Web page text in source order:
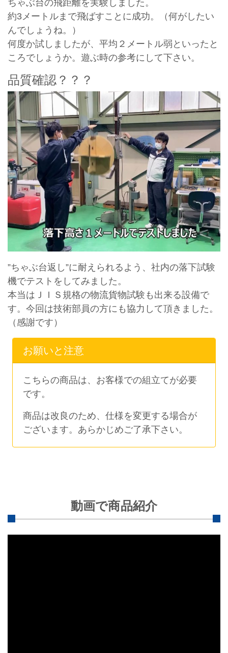
ちゃぶ台の飛距離を実験しました。
約3メートルまで飛ばすことに成功。（何がしたい
んでしょうね。）
何度か試しましたが、平均２メートル弱といったと
ころでしょうか。遊ぶ時の参考にして下さい。
品質確認？？？
”ちゃぶ台返し”に耐えられるよう、社内の落下試験
機でテストをしてみました。
本当はＪＩＳ規格の物流貨物試験も出来る設備で
す。今回は技術部員の方にも協力して頂きました。
（感謝です）
お願いと注意
こちらの商品は、お客様での組立てが必要
です。
商品は改良のため、仕様を変更する場合が
ございます。あらかじめご了承下さい。
動画で商品紹介